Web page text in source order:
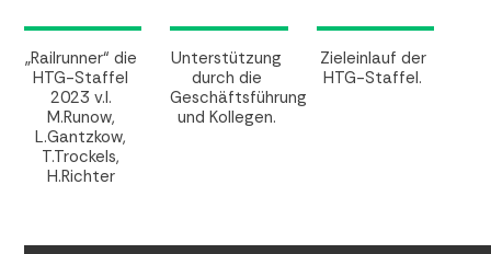
„Railrunner“ die
HTG-Staffel
2023 v.l.
M.Runow,
L.Gantzkow,
T.Trockels,
H.Richter
Unterstützung
durch die
Geschäftsführung
und Kollegen.
Zieleinlauf der
HTG-Staffel.